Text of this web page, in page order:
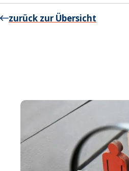
zurück zur Übersicht